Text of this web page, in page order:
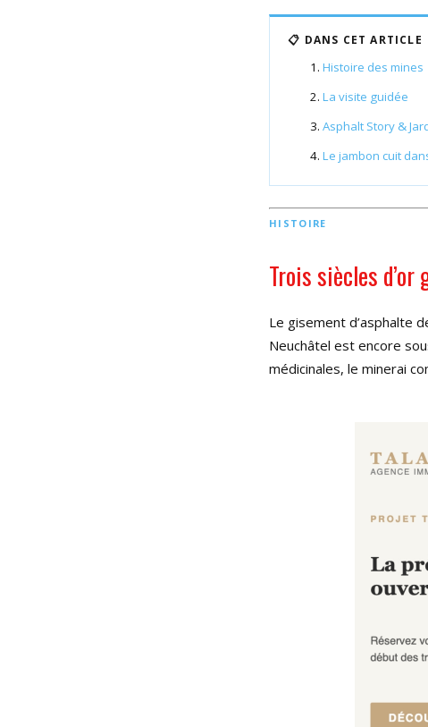
📋 DANS CET ARTICLE
Histoire des mines
La visite guidée
Asphalt Story &
Le jambon cuit
HISTOIRE
Trois siècles
Le gisement d’asphalte
Neuchâtel est encore
médicinales, le minerai